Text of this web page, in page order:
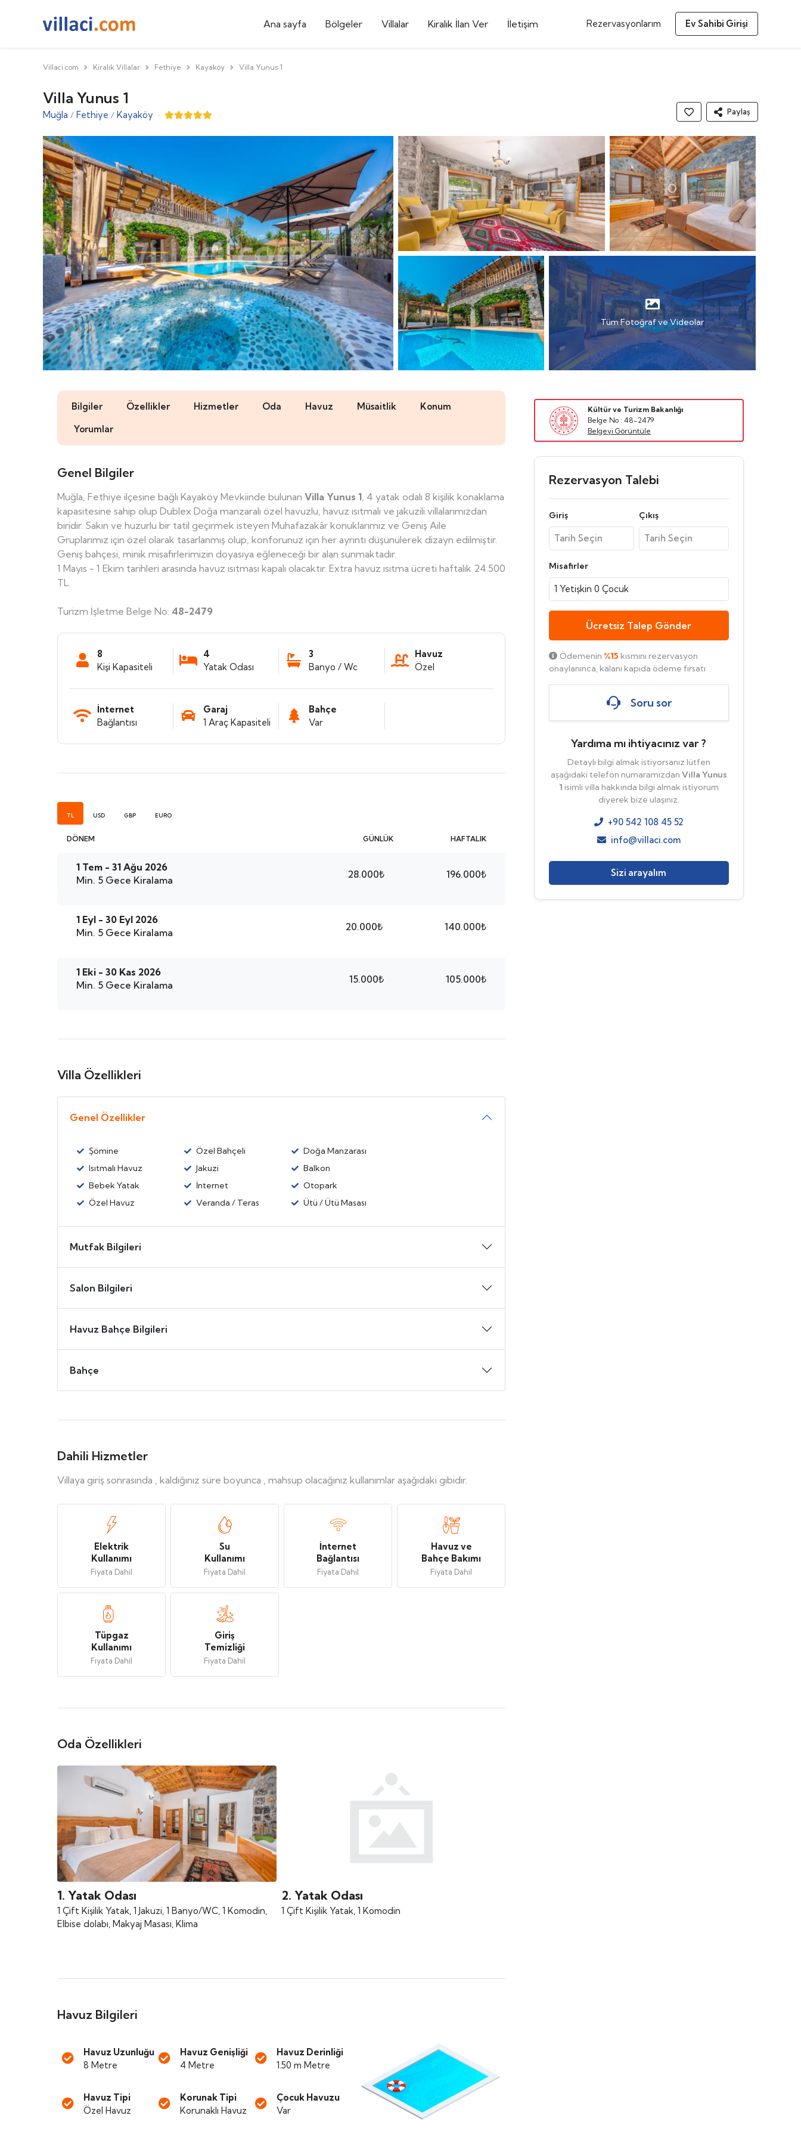
Ana sayfa Bölgeler Villalar Kiralık İlan Ver İletişim Rezervasyonlarım Ev Sahibi Girişi
Villaci.com Kiralık Villalar Fethiye Kayaköy Villa Yunus 1
Villa Yunus 1
Muğla / Fethiye / Kayaköy · Paylaş
Tüm Fotoğraf ve Videolar
Bilgiler Özellikler Hizmetler Oda Havuz Müsaitlik
Konum
Yorumlar
Genel Bilgiler
Muğla, Fethiye ilçesine bağlı Kayaköy Mevkiinde bulunan Villa Yunus 1, 4 yatak odalı 8 kişilik konaklama
kapasitesine sahip olup Dublex Doğa manzaralı özel havuzlu, havuz ısıtmalı ve jakuzili villalarımızdan
biridir. Sakin ve huzurlu bir tatil geçirmek isteyen Muhafazakâr konuklarımız ve Geniş Aile
Gruplarımız için özel olarak tasarlanmış olup, konforunuz için her ayrıntı düşünülerek dizayn edilmiştir.
Geniş bahçesi, minik misafirlerimizin doyasıya eğleneceği bir alan sunmaktadır.
1 Mayıs - 1 Ekim tarihleri arasında havuz ısıtması kapalı olacaktır. Extra havuz ısıtma ücreti haftalık 24.500
TL.
Turizm İşletme Belge No: 48-2479
8
Kişi Kapasiteli
4
Yatak Odası
3
Banyo / Wc
Havuz
Özel
İnternet
Bağlantısı
Garaj
1 Araç Kapasiteli
Bahçe
Var
TL USD GBP EURO
DÖNEM GÜNLÜK HAFTALIK
1 Tem - 31 Ağu 2026
Min. 5 Gece Kiralama
28.000₺ 196.000₺
1 Eyl - 30 Eyl 2026
Min. 5 Gece Kiralama
20.000₺ 140.000₺
1 Eki - 30 Kas 2026
Min. 5 Gece Kiralama
15.000₺ 105.000₺
Villa Özellikleri
Genel Özellikler
Şömine Özel Bahçeli
Doğa Manzarası
Isıtmalı Havuz
Jakuzi
Balkon
Bebek Yatak
İnternet
Otopark
Özel Havuz
Veranda / Teras Ütü / Ütü Masası
Mutfak Bilgileri
Salon Bilgileri
Havuz Bahçe Bilgileri
Bahçe
Dahili Hizmetler
Villaya giriş sonrasında , kaldığınız süre boyunca , mahsup olacağınız kullanımlar aşağıdaki gibidir.
Elektrik
Kullanımı
Fiyata Dahil
Su
Kullanımı
Fiyata Dahil
İnternet
Bağlantısı
Fiyata Dahil
Havuz ve
Bahçe Bakımı
Fiyata Dahil
Tüpgaz
Kullanımı
Fiyata Dahil
Giriş
Temizliği
Fiyata Dahil
Oda Özellikleri
1. Yatak Odası
1 Çift Kişilik Yatak, 1 Jakuzi, 1 Banyo/WC, 1 Komodin,
Elbise dolabı, Makyaj Masası, Klima
2. Yatak Odası
1 Çift Kişilik Yatak, 1 Komodin
Havuz Bilgileri
Havuz Uzunluğu
8 Metre
Havuz Genişliği
4 Metre
Havuz Derinliği
1.50 m Metre
Havuz Tipi
Özel Havuz
Korunak Tipi
Korunaklı Havuz
Çocuk Havuzu
Var
Kültür ve Turizm Bakanlığı
Belge No : 48-2479
Belgeyi Görüntüle
Rezervasyon Talebi
Giriş Çıkış
Misafirler
1 Yetişkin 0 Çocuk
Ücretsiz Talep Gönder
Ödemenin %15 kısmını rezervasyon
onaylanınca, kalanı kapıda ödeme fırsatı
Soru sor
Yardıma mı ihtiyacınız var ?
Detaylı bilgi almak istiyorsanız lütfen
aşağıdaki telefon numaramızdan Villa Yunus
1 isimli villa hakkında bilgi almak istiyorum
diyerek bize ulaşınız.
+90 542 108 45 52
info@villaci.com
Sizi arayalım